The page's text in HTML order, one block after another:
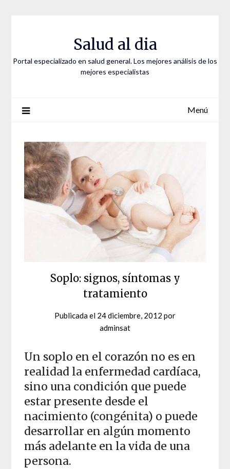
Salud al dia
Portal especializado en salud general. Los mejores análisis de los
mejores especialistas
Menú
Soplo: signos, síntomas y
tratamiento
Publicada el 24 diciembre, 2012 por
adminsat
Un soplo en el corazón no es en
realidad la enfermedad cardíaca,
sino una condición que puede
estar presente desde el
nacimiento (congénita) o puede
desarrollar en algún momento
más adelante en la vida de una
persona.